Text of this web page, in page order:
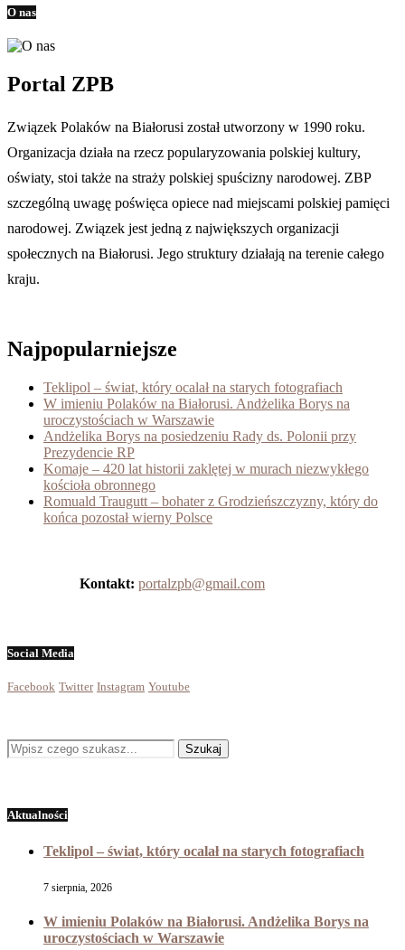
O nas
Portal ZPB
Związek Polaków na Białorusi został utworzony w 1990 roku.
Organizacja działa na rzecz popularyzowania polskiej kultury,
oświaty, stoi także na straży polskiej spuścizny narodowej. ZBP
szczególną uwagę poświęca opiece nad miejscami polskiej pamięci
narodowej. Związek jest jedną z największych organizacji
społecznych na Białorusi. Jego struktury działają na terenie całego
kraju.
Najpopularniejsze
Teklipol – świat, który ocalał na starych fotografiach
W imieniu Polaków na Białorusi. Andżelika Borys na
uroczystościach w Warszawie
Andżelika Borys na posiedzeniu Rady ds. Polonii przy
Prezydencie RP
Komaje – 420 lat historii zaklętej w murach niezwykłego
kościoła obronnego
Romuald Traugutt – bohater z Grodzieńszczyzny, który do
końca pozostał wierny Polsce
Kontakt: portalzpb@gmail.com
Social Media
Facebook Twitter Instagram Youtube
Aktualności
Teklipol – świat, który ocalał na starych fotografiach
7 sierpnia, 2026
W imieniu Polaków na Białorusi. Andżelika Borys na
uroczystościach w Warszawie